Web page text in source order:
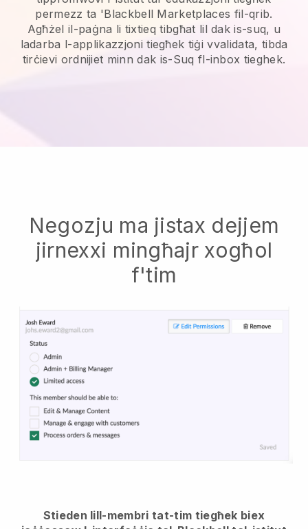
permezz ta 'Blackbell Marketplaces fil-qrib.
Agħżel il-paġna li tixtieq tibgħat lil dak is-suq, u
ladarba l-applikazzjoni tiegħek tiġi vvalidata, tibda
tirċievi ordnijiet minn dak is-Suq fl-inbox tieghek.
Negozju ma jistax dejjem
jirnexxi mingħajr xogħol
f'tim
Stieden lill-membri tat-tim tiegħek biex